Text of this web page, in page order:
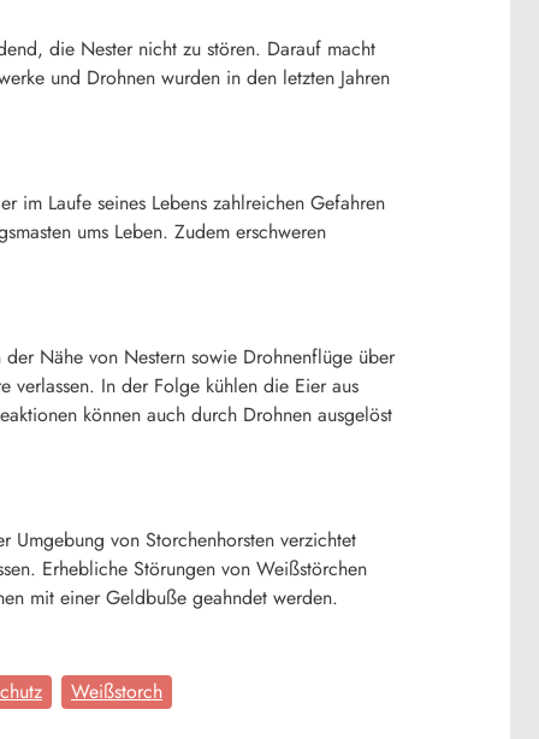
die Nester nicht zu stören. Darauf macht
und Drohnen wurden in den letzten Jahren
im Laufe seines Lebens zahlreichen Gefahren
ums Leben. Zudem erschweren
Nähe von Nestern sowie Drohnenflüge über
verlassen. In der Folge kühlen die Eier aus
können auch durch Drohnen ausgelöst
von Storchenhorsten verzichtet
Erhebliche Störungen von Weißstörchen
mit einer Geldbuße geahndet werden.
Weißstorch